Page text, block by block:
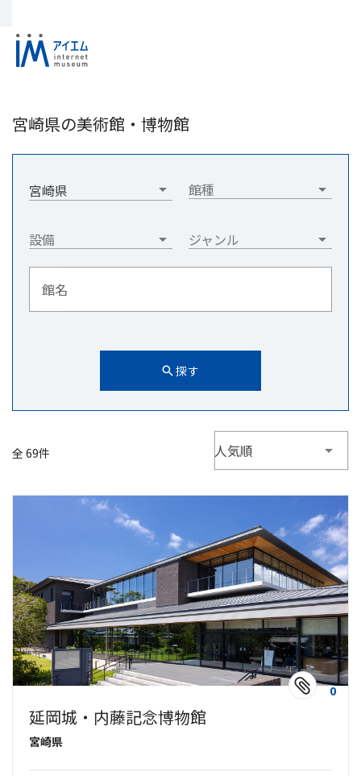
宮崎県の美術館・博物館
宮崎県 館種
設備 ジャンル
館名
探す
全 69件 人気順
0
延岡城・内藤記念博物館
宮崎県